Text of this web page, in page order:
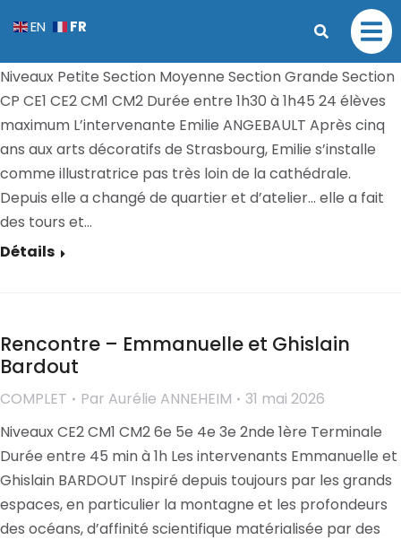
Atelier d’illustration – Emilie Angebault
31 mai 2026
Niveaux Petite Section Moyenne Section Grande Section
CP CE1 CE2 CM1 CM2 Durée entre 1h30 à 1h45 24 élèves
maximum L’intervenante Emilie ANGEBAULT Après cinq
ans aux arts décoratifs de Strasbourg, Emilie s’installe
comme illustratrice pas très loin de la cathédrale.
Depuis elle a changé de quartier et d’atelier… elle a fait
des tours et…
Détails
Rencontre – Emmanuelle et Ghislain
Bardout
COMPLET Par Aurélie ANNEHEIM
31 mai 2026
Niveaux CE2 CM1 CM2 6e 5e 4e 3e 2nde 1ère Terminale
Durée entre 45 min à 1h Les intervenants Emmanuelle et
Ghislain BARDOUT Inspiré depuis toujours par les grands
espaces, en particulier la montagne et les profondeurs
des océans, d’affinité scientifique matérialisée par des
EN FR